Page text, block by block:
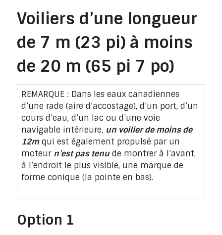
Voiliers d’une longueur
de 7 m (23 pi) à moins
de 20 m (65 pi 7 po)
REMARQUE : Dans les eaux canadiennes
d’une rade (aire d’accostage), d’un port, d’un
cours d’eau, d’un lac ou d’une voie
navigable intérieure, un voilier de moins de
12mqui est également propulsé par un
moteur n’est pas tenude montrer à l’avant,
à l’endroit le plus visible, une marque de
forme conique (la pointe en bas).
Option 1